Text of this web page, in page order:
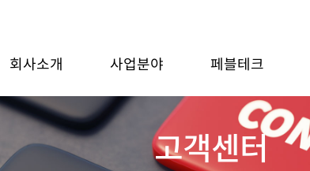
회사소개 사업분야 페블테크
고객센터